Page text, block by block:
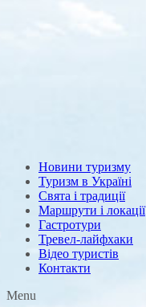
Новини туризму
Туризм в Україні
Свята і традиції
Маршрути і локації
Гастротури
Тревел-лайфхаки
Відео туристів
Контакти
Menu